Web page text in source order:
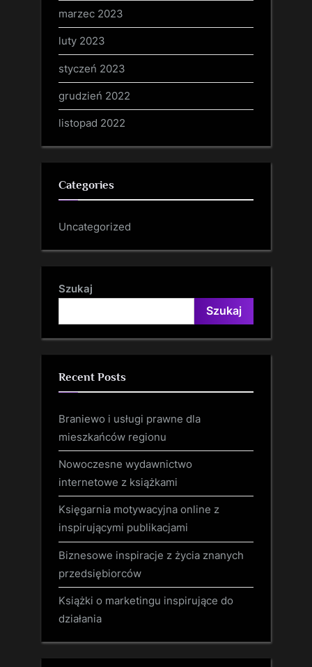
marzec 2023
luty 2023
styczeń 2023
grudzień 2022
listopad 2022
Categories
Uncategorized
Szukaj
Szukaj
Recent Posts
Braniewo i usługi prawne dla
mieszkańców regionu
Nowoczesne wydawnictwo
internetowe z książkami
Księgarnia motywacyjna online z
inspirującymi publikacjami
Biznesowe inspiracje z życia znanych
przedsiębiorców
Książki o marketingu inspirujące do
działania